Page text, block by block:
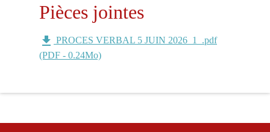
Pièces jointes
file_download PROCES VERBAL 5 JUIN 2026_1_.pdf
(PDF - 0.24Mo)